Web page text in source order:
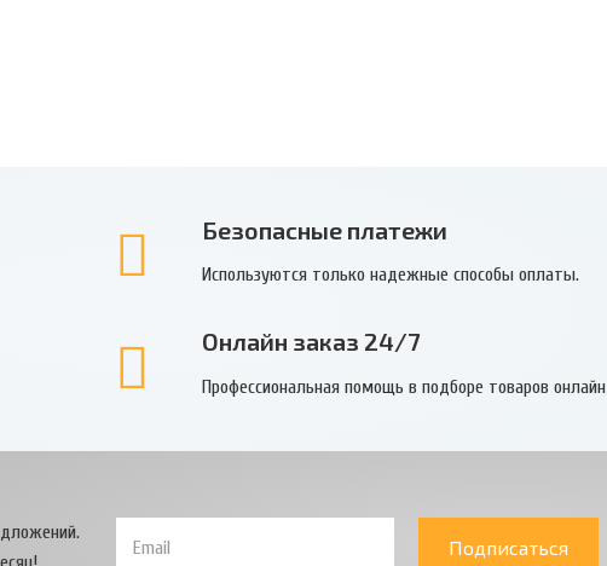
Безопасные платежи
Используются только надежные способы оплаты.
Онлайн заказ 24/7
Профессиональная помощь в подборе товаров онлайн
Подписаться